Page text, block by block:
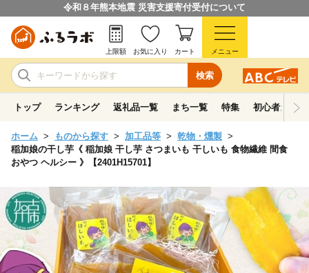
令和８年熊本地震 災害支援寄付受付について
検索
上限額 お気に入り カート メニュー
トップ ランキング 返礼品一覧 まち一覧 特集 初心者ガイド
ホーム ものから探す 加工品等
乾物・燻製
稲加娘の干し芋《 稲加娘 干し芋 さつまいも 干しいも 食物繊維 間食
おやつ ヘルシー 》【2401H15701】